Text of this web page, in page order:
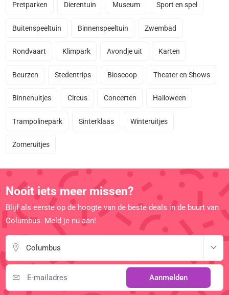
Pretparken Dierentuin Museum Sport en spel
Buitenspeeltuin Binnenspeeltuin Zwembad
Rondvaart Klimpark Avondje uit Karten
Beurzen Stedentrips Bioscoop Theater en Shows
Binnenuitjes Circus Concerten Halloween
Trampolinepark Sinterklaas Winteruitjes
Zomeruitjes
Nooit iets meer missen?
Blijf als eerste op de hoogte van de beste deals in de buurt van
Columbus. Meld je nu aan!
Columbus
Aanmelden